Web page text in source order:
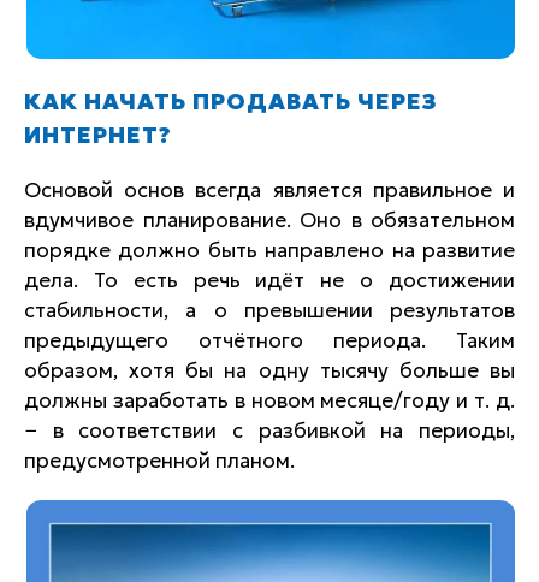
КАК НАЧАТЬ ПРОДАВАТЬ ЧЕРЕЗ
ИНТЕРНЕТ?
Основой основ всегда является правильное и
вдумчивое планирование. Оно в обязательном
порядке должно быть направлено на развитие
дела. То есть речь идёт не о достижении
стабильности, а о превышении результатов
предыдущего отчётного периода. Таким
образом, хотя бы на одну тысячу больше вы
должны заработать в новом месяце/году и т. д.
− в соответствии с разбивкой на периоды,
предусмотренной планом.